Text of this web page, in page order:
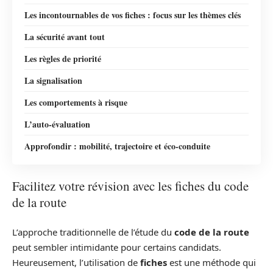
Les incontournables de vos fiches : focus sur les thèmes clés
La sécurité avant tout
Les règles de priorité
La signalisation
Les comportements à risque
L’auto-évaluation
Approfondir : mobilité, trajectoire et éco-conduite
Facilitez votre révision avec les fiches du code
de la route
L’approche traditionnelle de l’étude du code de la route
peut sembler intimidante pour certains candidats.
Heureusement, l’utilisation de fiches est une méthode qui